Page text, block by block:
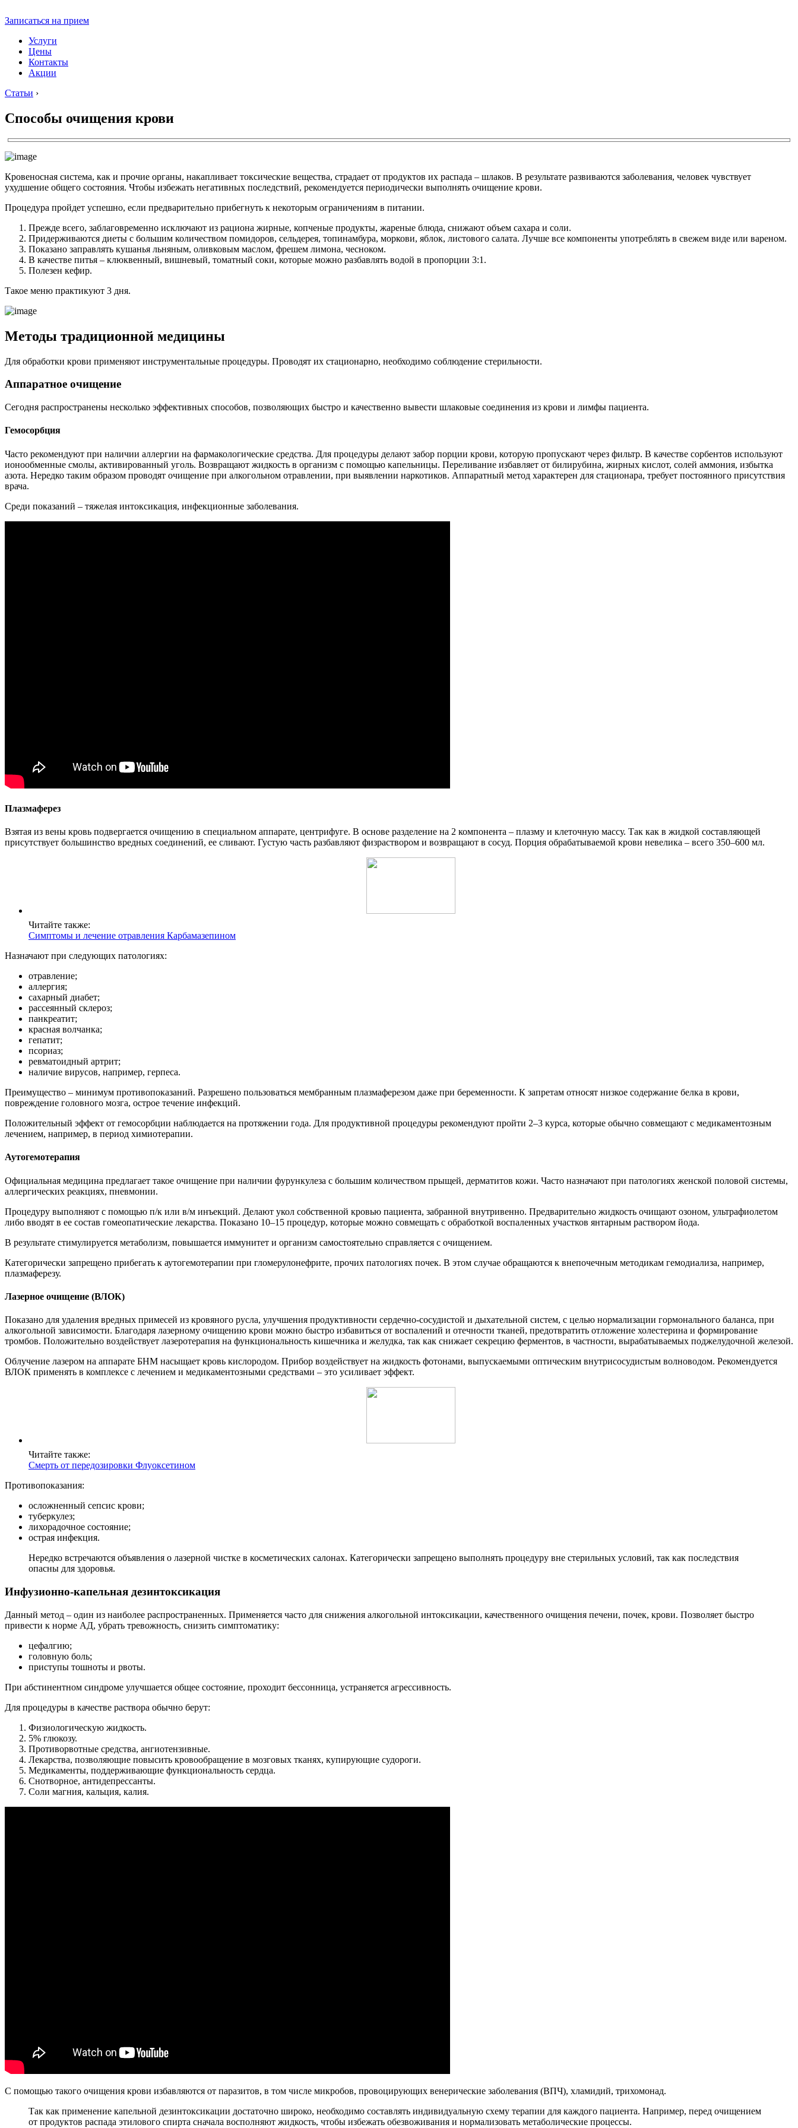
Записаться на прием
Услуги
Цены
Контакты
Акции
Статьи ›
Способы очищения крови
Кровеносная система, как и прочие органы, накапливает токсические вещества, страдает от продуктов их распада – шлаков. В результате развиваются заболевания, человек чувствует
ухудшение общего состояния. Чтобы избежать негативных последствий, рекомендуется периодически выполнять очищение крови.
Процедура пройдет успешно, если предварительно прибегнуть к некоторым ограничениям в питании.
Прежде всего, заблаговременно исключают из рациона жирные, копченые продукты, жареные блюда, снижают объем сахара и соли.
Придерживаются диеты с большим количеством помидоров, сельдерея, топинамбура, моркови, яблок, листового салата. Лучше все компоненты употреблять в свежем виде или вареном.
Показано заправлять кушанья льняным, оливковым маслом, фрешем лимона, чесноком.
В качестве питья – клюквенный, вишневый, томатный соки, которые можно разбавлять водой в пропорции 3:1.
Полезен кефир.
Такое меню практикуют 3 дня.
Методы традиционной медицины
Для обработки крови применяют инструментальные процедуры. Проводят их стационарно, необходимо соблюдение стерильности.
Аппаратное очищение
Сегодня распространены несколько эффективных способов, позволяющих быстро и качественно вывести шлаковые соединения из крови и лимфы пациента.
Гемосорбция
Часто рекомендуют при наличии аллергии на фармакологические средства. Для процедуры делают забор порции крови, которую пропускают через фильтр. В качестве сорбентов используют
ионообменные смолы, активированный уголь. Возвращают жидкость в организм с помощью капельницы. Переливание избавляет от билирубина, жирных кислот, солей аммония, избытка
азота. Нередко таким образом проводят очищение при алкогольном отравлении, при выявлении наркотиков. Аппаратный метод характерен для стационара, требует постоянного присутствия
врача.
Среди показаний – тяжелая интоксикация, инфекционные заболевания.
Плазмаферез
Взятая из вены кровь подвергается очищению в специальном аппарате, центрифуге. В основе разделение на 2 компонента – плазму и клеточную массу. Так как в жидкой составляющей
присутствует большинство вредных соединений, ее сливают. Густую часть разбавляют физраствором и возвращают в сосуд. Порция обрабатываемой крови невелика – всего 350–600 мл.
Читайте также:
Симптомы и лечение отравления Карбамазепином
Назначают при следующих патологиях:
отравление;
аллергия;
сахарный диабет;
рассеянный склероз;
панкреатит;
красная волчанка;
гепатит;
псориаз;
ревматоидный артрит;
наличие вирусов, например, герпеса.
Преимущество – минимум противопоказаний. Разрешено пользоваться мембранным плазмаферезом даже при беременности. К запретам относят низкое содержание белка в крови,
повреждение головного мозга, острое течение инфекций.
Положительный эффект от гемосорбции наблюдается на протяжении года. Для продуктивной процедуры рекомендуют пройти 2–3 курса, которые обычно совмещают с медикаментозным
лечением, например, в период химиотерапии.
Аутогемотерапия
Официальная медицина предлагает такое очищение при наличии фурункулеза с большим количеством прыщей, дерматитов кожи. Часто назначают при патологиях женской половой системы,
аллергических реакциях, пневмонии.
Процедуру выполняют с помощью п/к или в/м инъекций. Делают укол собственной кровью пациента, забранной внутривенно. Предварительно жидкость очищают озоном, ультрафиолетом
либо вводят в ее состав гомеопатические лекарства. Показано 10–15 процедур, которые можно совмещать с обработкой воспаленных участков янтарным раствором йода.
В результате стимулируется метаболизм, повышается иммунитет и организм самостоятельно справляется с очищением.
Категорически запрещено прибегать к аутогемотерапии при гломерулонефрите, прочих патологиях почек. В этом случае обращаются к внепочечным методикам гемодиализа, например,
плазмаферезу.
Лазерное очищение (ВЛОК)
Показано для удаления вредных примесей из кровяного русла, улучшения продуктивности сердечно-сосудистой и дыхательной систем, с целью нормализации гормонального баланса, при
алкогольной зависимости. Благодаря лазерному очищению крови можно быстро избавиться от воспалений и отечности тканей, предотвратить отложение холестерина и формирование
тромбов. Положительно воздействует лазеротерапия на функциональность кишечника и желудка, так как снижает секрецию ферментов, в частности, вырабатываемых поджелудочной железой.
Облучение лазером на аппарате БНМ насыщает кровь кислородом. Прибор воздействует на жидкость фотонами, выпускаемыми оптическим внутрисосудистым волноводом. Рекомендуется
ВЛОК применять в комплексе с лечением и медикаментозными средствами – это усиливает эффект.
Читайте также:
Смерть от передозировки Флуоксетином
Противопоказания:
осложненный сепсис крови;
туберкулез;
лихорадочное состояние;
острая инфекция.
Нередко встречаются объявления о лазерной чистке в косметических салонах. Категорически запрещено выполнять процедуру вне стерильных условий, так как последствия
опасны для здоровья.
Инфузионно-капельная дезинтоксикация
Данный метод – один из наиболее распространенных. Применяется часто для снижения алкогольной интоксикации, качественного очищения печени, почек, крови. Позволяет быстро
привести к норме АД, убрать тревожность, снизить симптоматику:
цефалгию;
головную боль;
приступы тошноты и рвоты.
При абстинентном синдроме улучшается общее состояние, проходит бессонница, устраняется агрессивность.
Для процедуры в качестве раствора обычно берут:
Физиологическую жидкость.
5% глюкозу.
Противорвотные средства, ангиотензивные.
Лекарства, позволяющие повысить кровообращение в мозговых тканях, купирующие судороги.
Медикаменты, поддерживающие функциональность сердца.
Снотворное, антидепрессанты.
Соли магния, кальция, калия.
С помощью такого очищения крови избавляются от паразитов, в том числе микробов, провоцирующих венерические заболевания (ВПЧ), хламидий, трихомонад.
Так как применение капельной дезинтоксикации достаточно широко, необходимо составлять индивидуальную схему терапии для каждого пациента. Например, перед очищением
от продуктов распада этилового спирта сначала восполняют жидкость, чтобы избежать обезвоживания и нормализовать метаболические процессы.